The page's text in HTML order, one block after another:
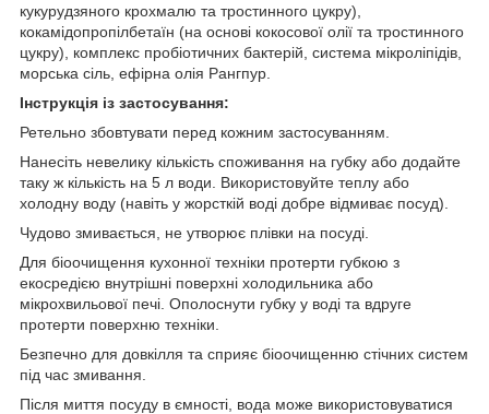
кукурудзяного крохмалю та тростинного цукру),
кокамідопропілбетаїн (на основі кокосової олії та тростинного
цукру), комплекс пробіотичних бактерій, система мікроліпідів,
морська сіль, ефірна олія Рангпур.
Інструкція із застосування:
Ретельно збовтувати перед кожним застосуванням.
Нанесіть невелику кількість споживання на губку або додайте
таку ж кількість на 5 л води. Використовуйте теплу або
холодну воду (навіть у жорсткій воді добре відмиває посуд).
Чудово змивається, не утворює плівки на посуді.
Для біоочищення кухонної техніки протерти губкою з
екосредією внутрішні поверхні холодильника або
мікрохвильової печі. Ополоснути губку у воді та вдруге
протерти поверхню техніки.
Безпечно для довкілля та сприяє біоочищенню стічних систем
під час змивання.
Після миття посуду в ємності, вода може використовуватися